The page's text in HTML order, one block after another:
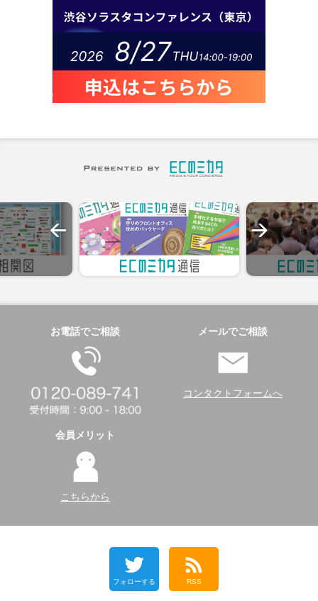
お電話でご相談 メールでご相談
コンタクトフォームへ
会員メリット
こちらから
フォローする RSS